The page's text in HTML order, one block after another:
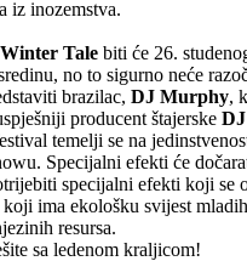
iz inozemstva.
Tale biti će 26.
no to sigurno neće
brazilac, DJ Murphy,
producent štajerske
temelji se na
Specijalni efekti će
specijalni efekti koji
ima ekološku svijest
resursa.
sa ledenom kraljicom!